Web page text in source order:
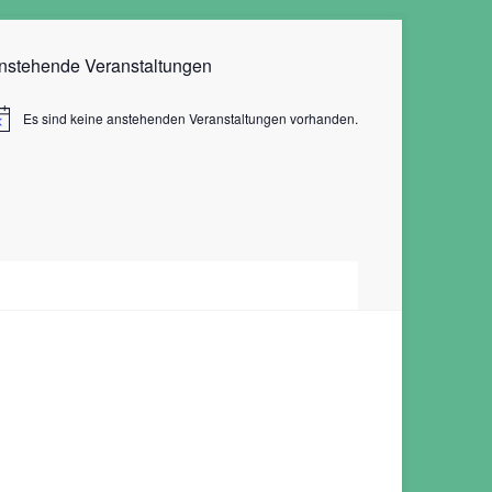
Veranstaltungen
Es sind keine anstehenden Veranstaltungen vorhanden.